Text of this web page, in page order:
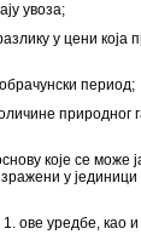
увоза;
у цени
период;
које се може
у
ове уредбе, као